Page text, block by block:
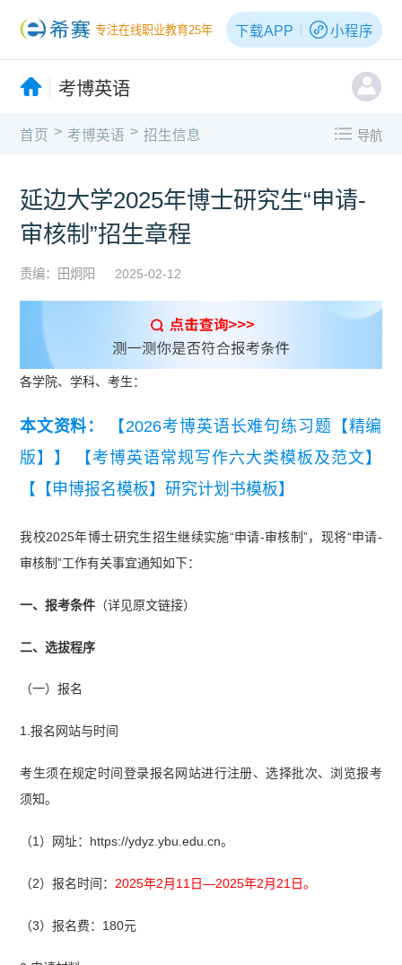
专注在线职业教育25年 下载APP 小程序
考博英语
首页 > 考博英语 > 招生信息 导航
延边大学2025年博士研究生“申请-
审核制”招生章程
责编：田炯阳 2025-02-12
各学院、学科、考生：
本文资料：
【2026考博英语长难句练习题【精编
版】】
【考博英语常规写作六大类模板及范文】
【【申博报名模板】研究计划书模板】
我校2025年博士研究生招生继续实施“申请-审核制”，现将“申请-
审核制”工作有关事宜通知如下：
一、报考条件 （详见原文链接）
二、选拔程序
（一）报名
1.报名网站与时间
考生须在规定时间登录报名网站进行注册、选择批次、浏览报考
须知。
（1）网址：https://ydyz.ybu.edu.cn。
（2）报名时间： 2025年2月11日—2025年2月21日。
（3）报名费：180元